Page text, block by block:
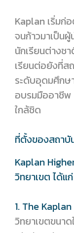
Kaplan เริ่มก่
จนก้าวมาเป็นผู้
นักเรียนต่างช
เรียนต่อยังที่ส
ระดับอุดมศึกษ
อบรมมืออาชีพ
ใกล้ชิด
ที่ตั้งของสถาบั
Kaplan
วิทยาเขต ได้แก่
1. The
วิทยาเขตขนา